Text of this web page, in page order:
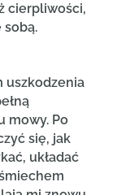
cierpliwości,
sobą.
uszkodzenia
mowy. Po
się, jak
układać